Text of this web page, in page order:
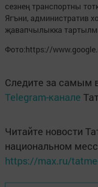
сезнең транспортны
Ягъни, административ
җавапчылыкка
Фото:https://
Следите за самым
Telegram-канале
Читайте новости
национальном
https://max.ru/